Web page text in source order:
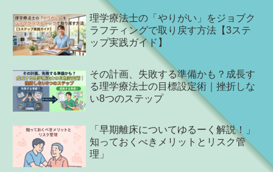
理学療法士の「やりがい」をジョブク
ラフティングで取り戻す方法【3ステ
ップ実践ガイド】
その計画、失敗する準備かも？成長す
る理学療法士の目標設定術｜挫折しな
い8つのステップ
「早期離床についてゆるーく解説！」
知っておくべきメリットとリスク管
理」